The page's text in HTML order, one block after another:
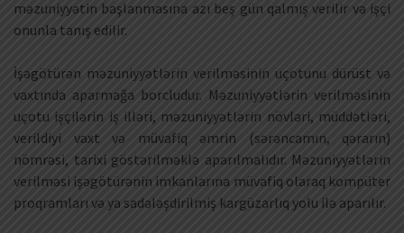
məzuniyyətin başlanmasına azı beş gün qalmış verilir və işçi
onunla tanış edilir.
İşəgötürən məzuniyyətlərin verilməsinin uçotunu dürüst və
vaxtında aparmağa borcludur. Məzuniyyətlərin verilməsinin
uçotu işçilərin iş illəri, məzuniyyətlərin növləri, müddətləri,
verildiyi vaxt və müvafiq əmrin (sərəncamın, qərarın)
nömrəsi, tarixi göstərilməklə aparılmalıdır. Məzuniyyətlərin
verilməsi işəgötürənin imkanlarına müvafiq olaraq kompüter
proqramları və ya sadələşdirilmiş kargüzarlıq yolu ilə aparılır.